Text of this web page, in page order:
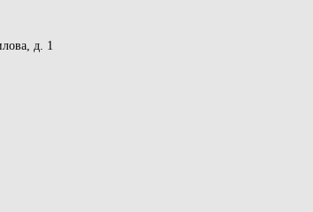
д. 1